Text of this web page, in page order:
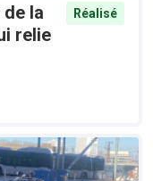
la
relie
Réalisé